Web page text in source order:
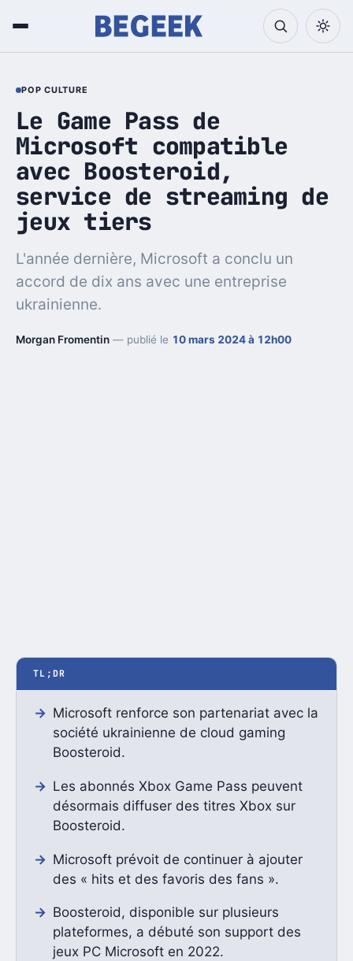
POP CULTURE
Le Game Pass de
Microsoft compatible
avec Boosteroid,
service de streaming de
jeux tiers
L'année dernière, Microsoft a conclu un
accord de dix ans avec une entreprise
ukrainienne.
Morgan Fromentin — publié le 10 mars 2024 à 12h00
TL;DR
Microsoft renforce son partenariat avec la
société ukrainienne de cloud gaming
Boosteroid.
Les abonnés Xbox Game Pass peuvent
désormais diffuser des titres Xbox sur
Boosteroid.
Microsoft prévoit de continuer à ajouter
des « hits et des favoris des fans ».
Boosteroid, disponible sur plusieurs
plateformes, a débuté son support des
jeux PC Microsoft en 2022.